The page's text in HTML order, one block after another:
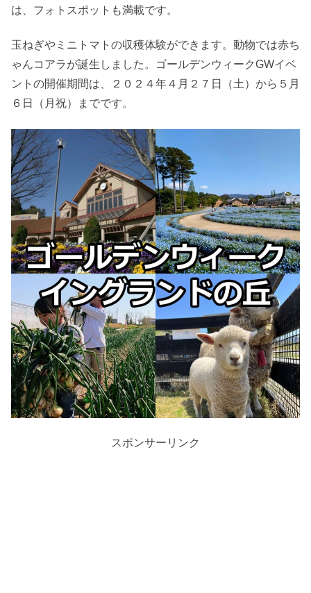
は、フォトスポットも満載です。
玉ねぎやミニトマトの収穫体験ができます。動物では赤ち
ゃんコアラが誕生しました。ゴールデンウィークGWイベ
ントの開催期間は、２０２４年４月２７日（土）から５月
６日（月祝）までです。
スポンサーリンク